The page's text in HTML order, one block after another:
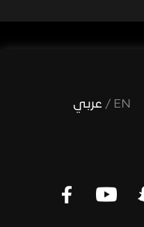
EN
/ عربي